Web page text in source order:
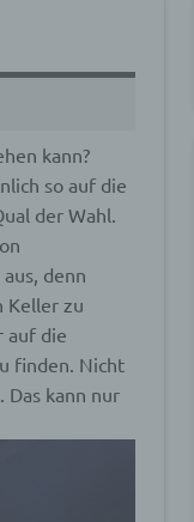
kann?
so auf die
der Wahl.
denn
Keller zu
auf die
finden. Nicht
kann nur